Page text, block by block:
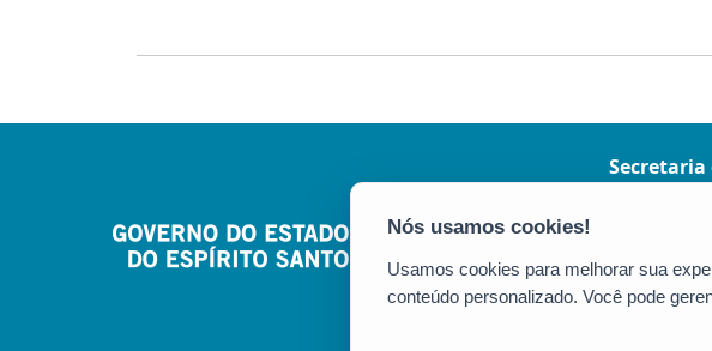
Secretaria
Usamos cookies para melhorar sua
conteúdo personalizado. Você pode